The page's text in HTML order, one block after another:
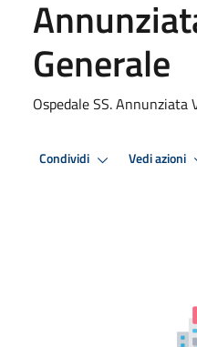
Generale
Ospedale SS. Annunziata
Condividi Vedi azioni